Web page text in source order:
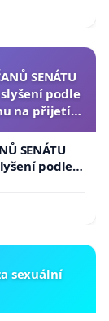
SENÁTU
slyšení podle
na přijetí
SENÁTU
podle §
přijetí
sexuální